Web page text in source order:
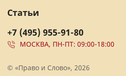
+7 (495) 955-91-80
МОСКВА, ПН-ПТ: 09:00-18:00
Статьи
© «Право и Слово», 2026